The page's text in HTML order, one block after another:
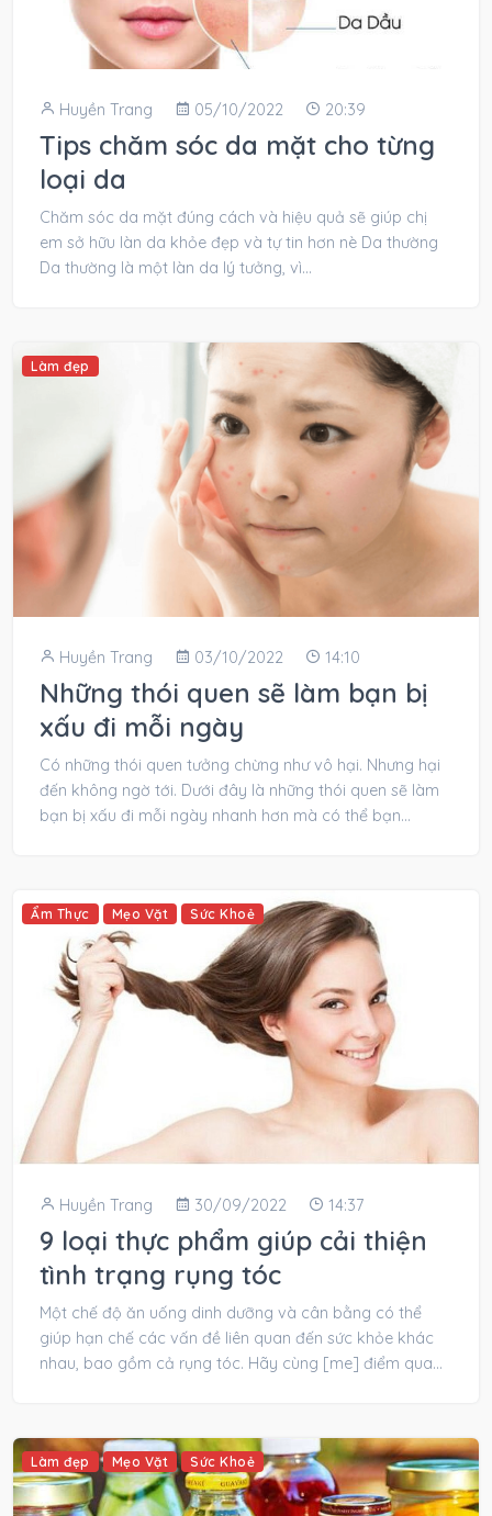
Huyền Trang 05/10/2022 20:39
Tips chăm sóc da mặt cho từng
loại da
Chăm sóc da mặt đúng cách và hiệu quả sẽ giúp chị
em sở hữu làn da khỏe đẹp và tự tin hơn nè Da thường
Da thường là một làn da lý tưởng, vì...
Làm đẹp
Huyền Trang 03/10/2022 14:10
Những thói quen sẽ làm bạn bị
xấu đi mỗi ngày
Có những thói quen tưởng chừng như vô hại. Nhưng hại
đến không ngờ tới. Dưới đây là những thói quen sẽ làm
bạn bị xấu đi mỗi ngày nhanh hơn mà có thể bạn...
Ẩm Thực Mẹo Vặt Sức Khoẻ
Huyền Trang 30/09/2022 14:37
9 loại thực phẩm giúp cải thiện
tình trạng rụng tóc
Một chế độ ăn uống dinh dưỡng và cân bằng có thể
giúp hạn chế các vấn đề liên quan đến sức khỏe khác
nhau, bao gồm cả rụng tóc. Hãy cùng [me] điểm qua...
Làm đẹp Mẹo Vặt Sức Khoẻ